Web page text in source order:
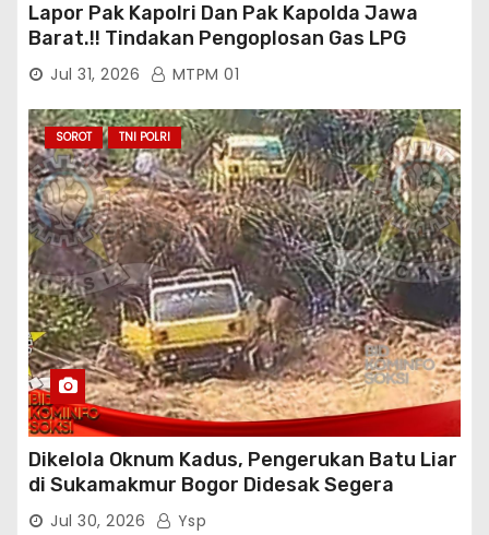
Lapor Pak Kapolri Dan Pak Kapolda Jawa
Barat.!! Tindakan Pengoplosan Gas LPG
Bersubsidi Marak Terjadi Di Kabupaten Bogor
Persisnya di Babakan Madang: Tim
Aktifis/Jurnalis Meminta Pimpinan Polri Beri
Atensi Penindakan Sampai Penangkapan
Terhadap Pelaku
Jul 31, 2026 MTPM 01
SOROT TNI POLRI
Dikelola Oknum Kadus, Pengerukan Batu Liar
di Sukamakmur Bogor Didesak Segera
Ditindak Hukum
Jul 30, 2026 Ysp